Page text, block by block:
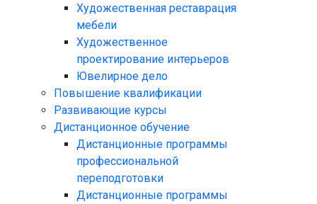
Художественная реставрация
мебели
Художественное
проектирование интерьеров
Ювелирное дело
Повышение квалификации
Развивающие курсы
Дистанционное обучение
Дистанционные программы
профессиональной
переподготовки
Дистанционные программы